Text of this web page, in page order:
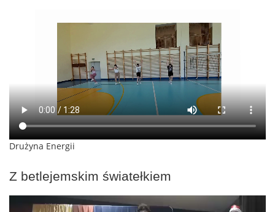
Drużyna Energii
Z betlejemskim światełkiem
Odtwarzacz